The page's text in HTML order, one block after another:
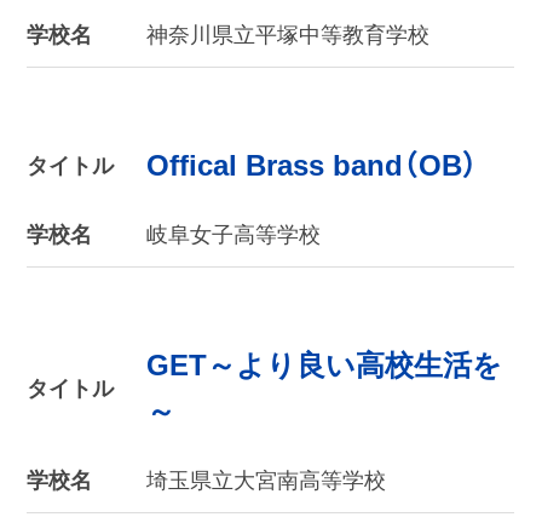
学校名 神奈川県立平塚中等教育学校
タイトル Offical Brass band（OB）
学校名 岐阜女子高等学校
タイトル
GET～より良い高校生活を
～
学校名 埼玉県立大宮南高等学校